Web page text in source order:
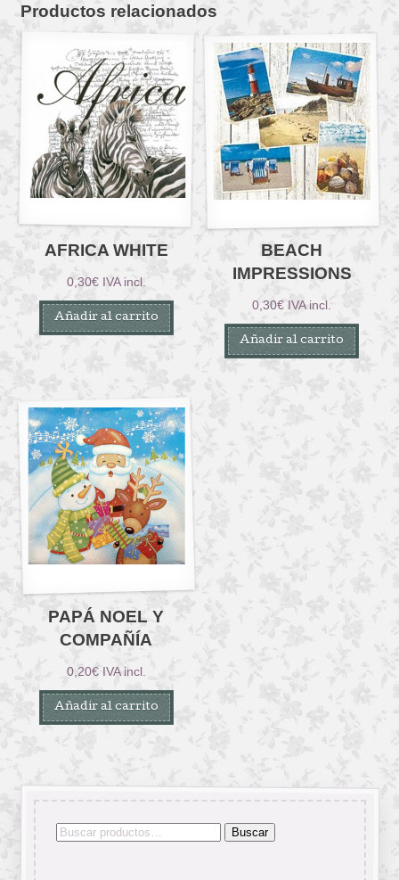
Productos relacionados
AFRICA WHITE
0,30€ IVA incl.
Añadir al carrito
BEACH
IMPRESSIONS
0,30€ IVA incl.
Añadir al carrito
PAPÁ NOEL Y
COMPAÑÍA
0,20€ IVA incl.
Añadir al carrito
Buscar
Buscar